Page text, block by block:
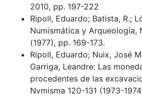
2010, pp. 197-222
Ripoll, Eduardo; Batista, R.;
Numismática y Arqueología,
(1977), pp. 169-173.
Ripoll, Eduardo; Nuix, José
Garriga, Leandre: Las
procedentes de las
Nvmisma 120-131 (1973-